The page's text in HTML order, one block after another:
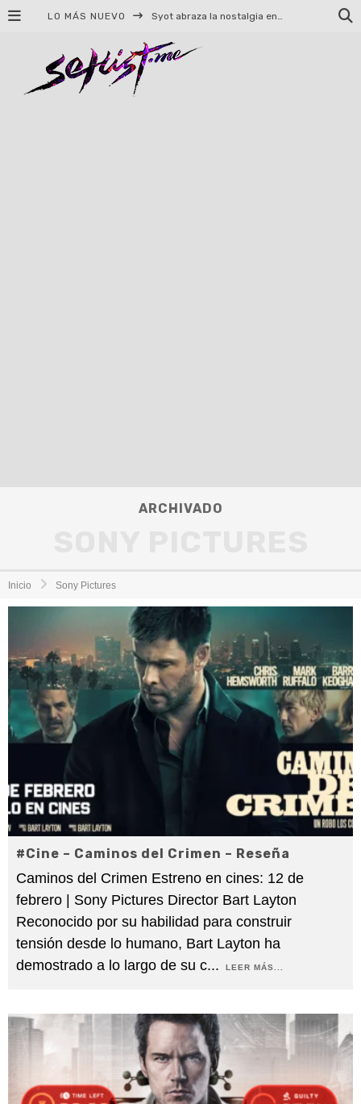
LO MÁS NUEVO Syot abraza la nostalgia en «Blame», el primer adelanto de su EP debut
ARCHIVADO
Inicio Sony Pictures
#Cine – Caminos del Crimen – Reseña
Caminos del Crimen Estreno en cines: 12 de
febrero | Sony Pictures Director Bart Layton
Reconocido por su habilidad para construir
tensión desde lo humano, Bart Layton ha
demostrado a lo largo de su c... LEER MÁS...